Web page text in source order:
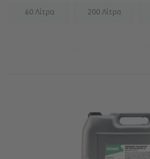
60 Λίτρα(Not available) 200 Λίτρα
(Not available)